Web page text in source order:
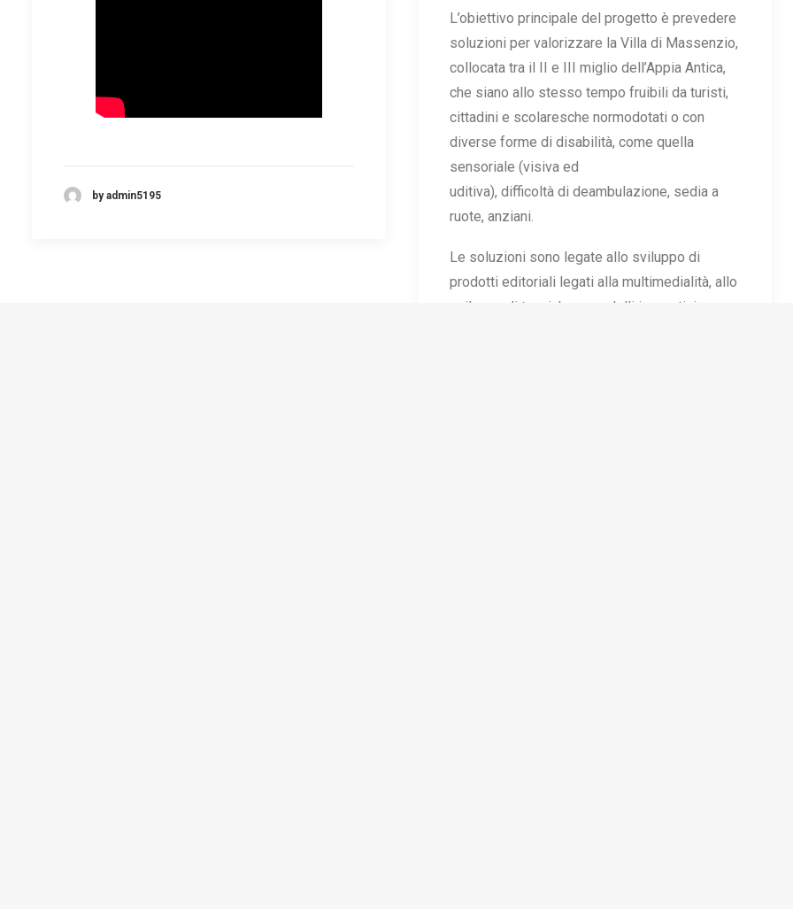
by admin5195
L’obiettivo principale del progetto è prevedere
soluzioni per valorizzare la Villa di Massenzio,
collocata tra il II e III miglio dell’Appia Antica,
che siano allo stesso tempo fruibili da turisti,
cittadini e scolaresche normodotati o con
diverse forme di disabilità, come quella
sensoriale (visiva ed
uditiva), difficoltà di deambulazione, sedia a
ruote, anziani.
Le soluzioni sono legate allo sviluppo di
prodotti editoriali legati alla multimedialità, allo
sviluppo di tecniche e modelli innovativi con